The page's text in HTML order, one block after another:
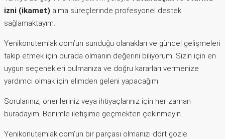
izni (ikamet) alma süreçlerinde profesyonel destek
sağlamaktayım.
Yenikonutemlak.com’un sunduğu olanakları ve güncel gelişmeleri
takip etmek için burada olmanın değerini biliyorum. Sizin için en
uygun seçenekleri bulmanıza ve doğru kararları vermenize
yardımcı olmak için elimden geleni yapacağım.
Sorularınız, önerileriniz veya ihtiyaçlarınız için her zaman
buradayım. Benimle iletişime geçmekten çekinmeyin.
Yenikonutemlak.com’un bir parçası olmanızı dört gözle